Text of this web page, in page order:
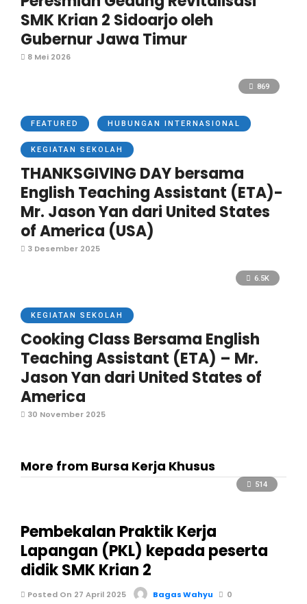
SMK Krian 2 Sidoarjo oleh
Gubernur Jawa Timur
8 Mei 2026
869
FEATURED HUBUNGAN INTERNASIONAL
KEGIATAN SEKOLAH
THANKSGIVING DAY bersama
English Teaching Assistant (ETA)-
Mr. Jason Yan dari United States
of America (USA)
3 Desember 2025
6.5K
KEGIATAN SEKOLAH
Cooking Class Bersama English
Teaching Assistant (ETA) – Mr.
Jason Yan dari United States of
America
30 November 2025
More from Bursa Kerja Khusus
514
Pembekalan Praktik Kerja
Lapangan (PKL) kepada peserta
didik SMK Krian 2
Posted On 27 April 2025 Bagas Wahyu 0